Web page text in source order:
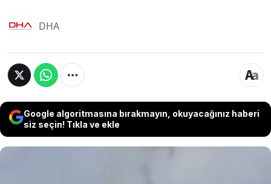
DHA
Google algoritmasına bırakmayın, okuyacağınız haberi
siz seçin! Tıkla ve ekle